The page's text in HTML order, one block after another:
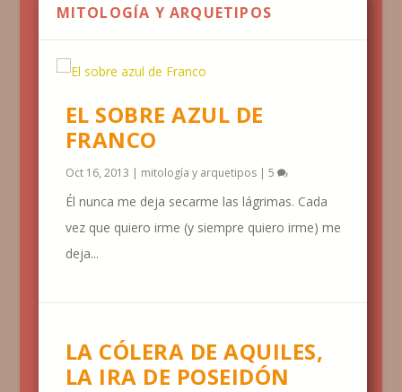
MITOLOGÍA Y ARQUETIPOS
EL SOBRE AZUL DE
FRANCO
Oct 16, 2013 | mitología y arquetipos| 5
Él nunca me deja secarme las lágrimas. Cada
vez que quiero irme (y siempre quiero irme) me
deja...
LA CÓLERA DE AQUILES,
LA IRA DE POSEIDÓN